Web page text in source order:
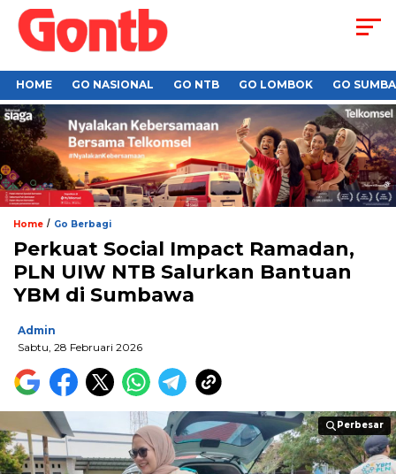
HOME GO NASIONAL GO NTB GO LOMBOK GO
Home / Go Berbagi
Perkuat Social Impact Ramadan,
PLN UIW NTB Salurkan Bantuan
YBM di Sumbawa
Admin
Sabtu, 28 Februari 2026
Perbesar
Perbesar